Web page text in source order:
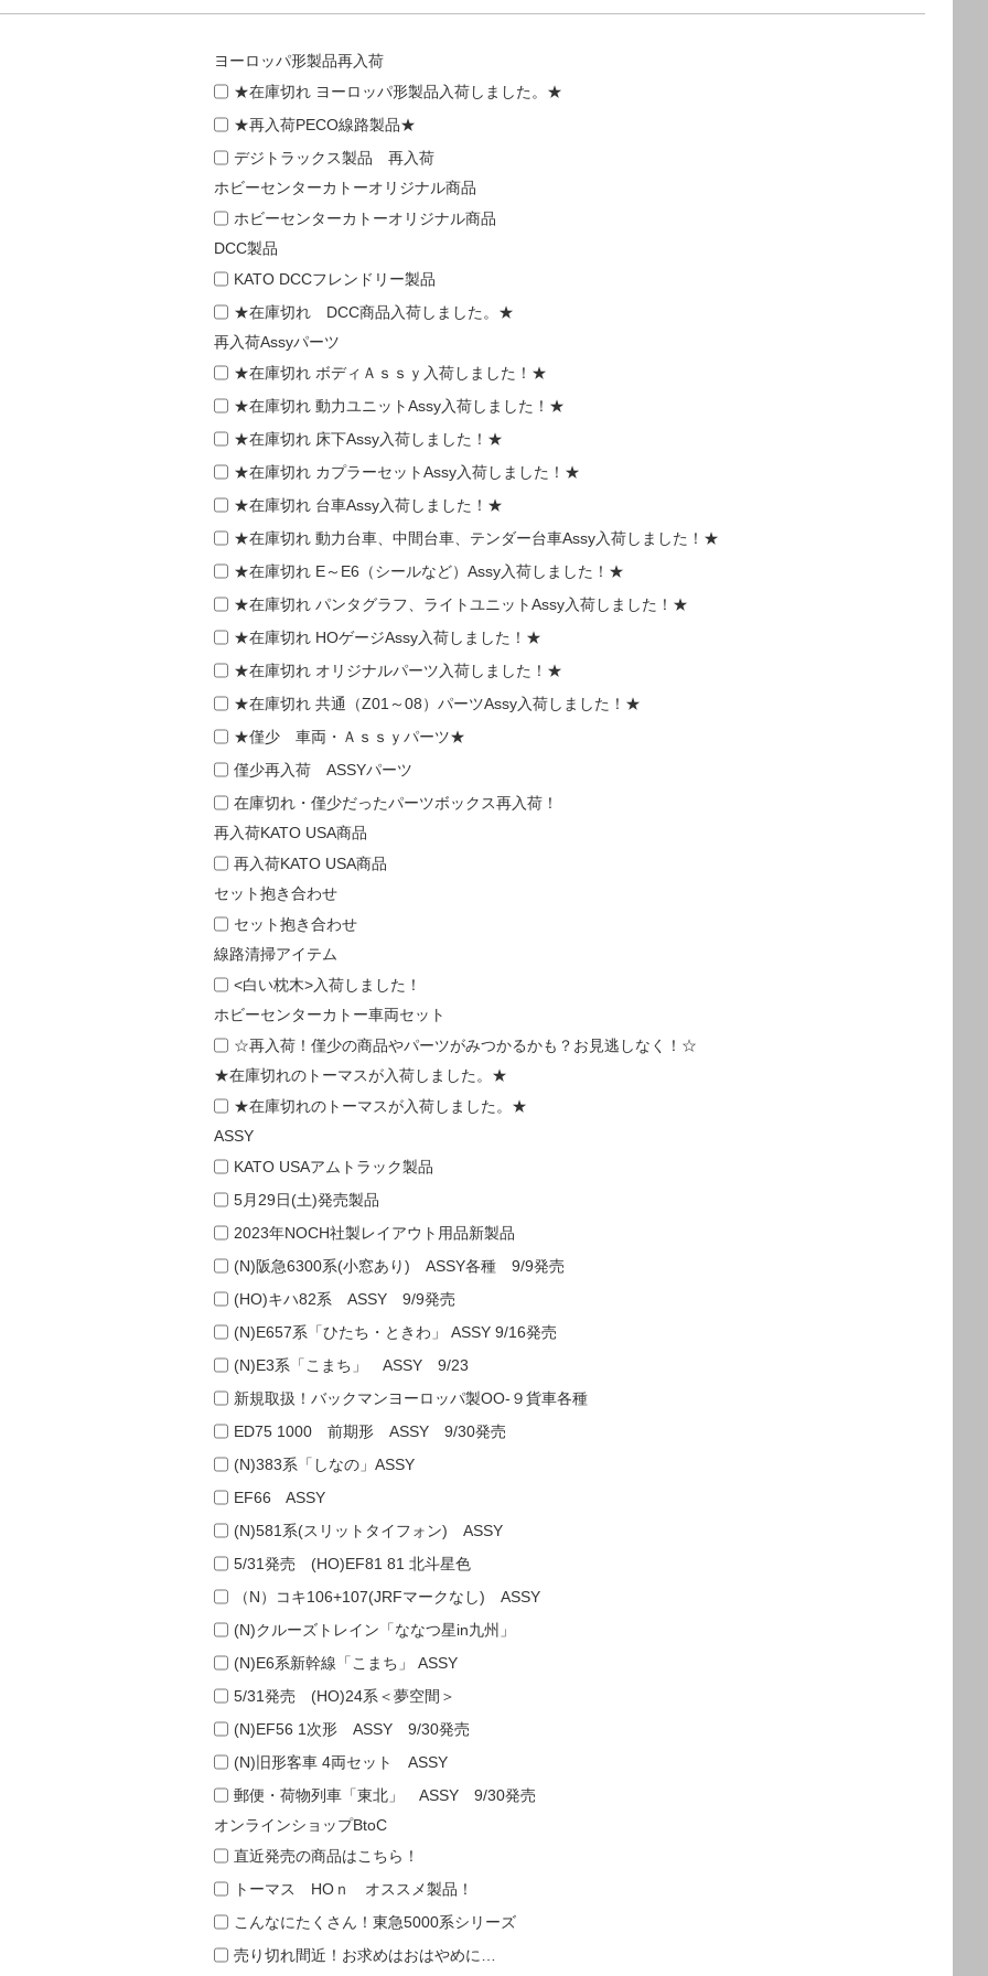
ヨーロッパ形製品再入荷
★在庫切れ ヨーロッパ形製品入荷しました。★
★再入荷PECO線路製品★
デジトラックス製品 再入荷
ホビーセンターカトーオリジナル商品
ホビーセンターカトーオリジナル商品
DCC製品
KATO DCCフレンドリー製品
★在庫切れ DCC商品入荷しました。★
再入荷Assyパーツ
★在庫切れ ボディＡｓｓｙ入荷しました！★
★在庫切れ 動力ユニットAssy入荷しました！★
★在庫切れ 床下Assy入荷しました！★
★在庫切れ カプラーセットAssy入荷しました！★
★在庫切れ 台車Assy入荷しました！★
★在庫切れ 動力台車、中間台車、テンダー台車Assy入荷しました！★
★在庫切れ E～E6（シールなど）Assy入荷しました！★
★在庫切れ パンタグラフ、ライトユニットAssy入荷しました！★
★在庫切れ HOゲージAssy入荷しました！★
★在庫切れ オリジナルパーツ入荷しました！★
★在庫切れ 共通（Z01～08）パーツAssy入荷しました！★
★僅少 車両・Ａｓｓｙパーツ★
僅少再入荷 ASSYパーツ
在庫切れ・僅少だったパーツボックス再入荷！
再入荷KATO USA商品
再入荷KATO USA商品
セット抱き合わせ
セット抱き合わせ
線路清掃アイテム
<白い枕木>入荷しました！
ホビーセンターカトー車両セット
☆再入荷！僅少の商品やパーツがみつかるかも？お見逃しなく！☆
★在庫切れのトーマスが入荷しました。★
★在庫切れのトーマスが入荷しました。★
ASSY
KATO USAアムトラック製品
5月29日(土)発売製品
2023年NOCH社製レイアウト用品新製品
(N)阪急6300系(小窓あり) ASSY各種 9/9発売
(HO)キハ82系 ASSY 9/9発売
(N)E657系「ひたち・ときわ」 ASSY 9/16発売
(N)E3系「こまち」 ASSY 9/23
新規取扱！バックマンヨーロッパ製OO-９貨車各種
ED75 1000 前期形 ASSY 9/30発売
(N)383系「しなの」ASSY
EF66 ASSY
(N)581系(スリットタイフォン) ASSY
5/31発売 (HO)EF81 81 北斗星色
（N）コキ106+107(JRFマークなし) ASSY
(N)クルーズトレイン「ななつ星in九州」
(N)E6系新幹線「こまち」 ASSY
5/31発売 (HO)24系＜夢空間＞
(N)EF56 1次形 ASSY 9/30発売
(N)旧形客車 4両セット ASSY
郵便・荷物列車「東北」 ASSY 9/30発売
オンラインショップBtoC
直近発売の商品はこちら！
トーマス HOｎ オススメ製品！
こんなにたくさん！東急5000系シリーズ
売り切れ間近！お求めはおはやめに…